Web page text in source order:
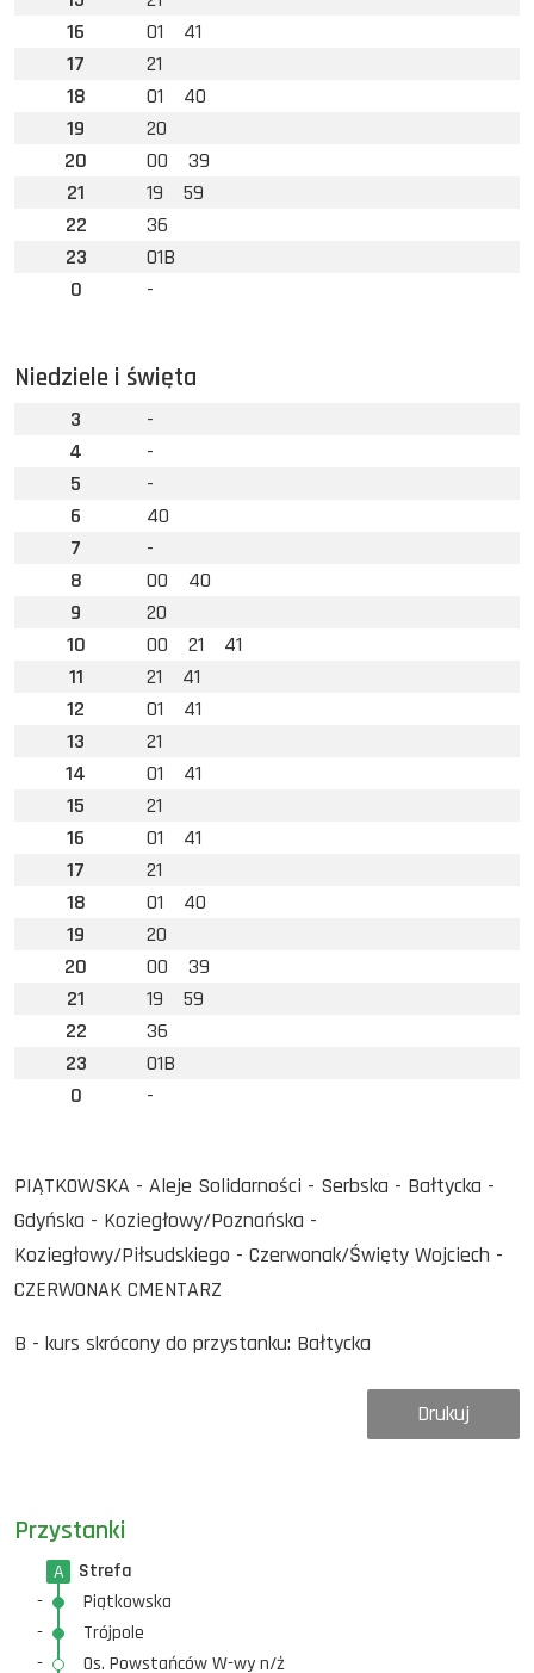
Przystanki
A
Strefa
-
Piątkowska
-
Trójpole
-
Os. Powstańców W-wy n/ż
16
01
41
17
21
18
01
40
19
20
20
00
39
21
19
59
22
36
23
01B
0
-
Niedziele i święta
3
-
4
-
5
-
6
40
7
-
8
00
40
9
20
10
00 21
41
11
21
41
12
01
41
13
21
14
01
41
15
21
16
01
41
17
21
18
01
40
19
20
20
00
39
21
19
59
22
36
23
01B
0
-
PIĄTKOWSKA - Aleje Solidarności - Serbska - Bałtycka -
Gdyńska - Koziegłowy/Poznańska -
Koziegłowy/Piłsudskiego - Czerwonak/Święty Wojciech -
CZERWONAK CMENTARZ
B - kurs skrócony do przystanku: Bałtycka
Drukuj